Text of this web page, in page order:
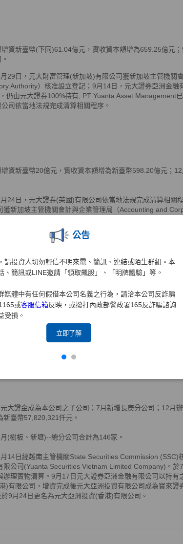
公告
請投資人切勿輕信不明來電、簡訊、連結或陌生群組。本
、簡訊或LINE邀請「領取飆股」、「明牌體驗」等。
媒體中有任何假借本公司名義之行為，請洽本公司反詐騙
或客服信箱反映，或撥打內政部警政署165反詐騙諮詢
受損。
立即了解
資新臺幣(下同)61.04億元，實收資本額增為659.25億元
29日，元大財富管理(新加坡)有限公司獲新加坡主管機關
Authority）核准設立登記；9月14日，元大證券亞洲金融
仍由元大證券100%持有; PT Yuanta Asset Management
司依當地法規完成清算相關程序。
資新臺幣20億元，實收資本額增為新臺幣598.20億元；
24日，元大證券(英國)有限公司依當地法規完成清算相關
獲新加坡主管機關會計與企業管理局（Accounting and
名稱並同步變更為Yuanta Securities Asia Financial
處（Registrar of Companies）核准遷出，遷出之生效日
完成增資5,000億越南盾，增資後元大證券亞洲金融有限
月14日，元大證券控股(BVI)有限公司獲BVI公司註冊處核
億越南盾，增資後元大證券亞洲金融有限公司及元大證券(
9.84%，持股比例共計100%；11月4日，元大亞洲投資有限
方式，將資產分配返還予元大亞洲投資(香港)有限公司。
大證金成為本公司之子公司；7月新增長庚分公司；12月
新臺幣57,820,321仟元。
(樹板、新壢)--總分公司合計為146家。
14日經越南主管機關State Securities Commission (SSC)
限公司(Yuanta Securities Vietnam Limited Company)。
辦理實物清算。9月17日元大證券亞洲金融有限公司以持
)有限公司，增資完成後元大亞洲投資有限公司成為寶來
9月24日更名為元大亞洲投資(香港)有限公司。